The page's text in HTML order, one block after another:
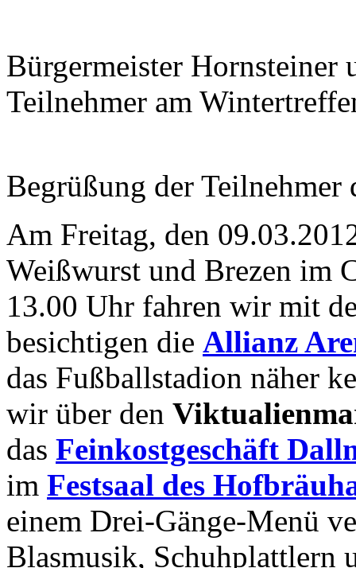
Bürgermeister Hornsteiner
Teilnehmer am
Begrüßung der
Am Freitag, den
Weißwurst und Brezen im
13.00 Uhr fahren wir mit
besichtigen die Allianz
das Fußballstadion näher
wir über den
das Feinkostgeschäft
im Festsaal des
einem Drei-Gänge-Menü
Blasmusik, Schuhplattlern